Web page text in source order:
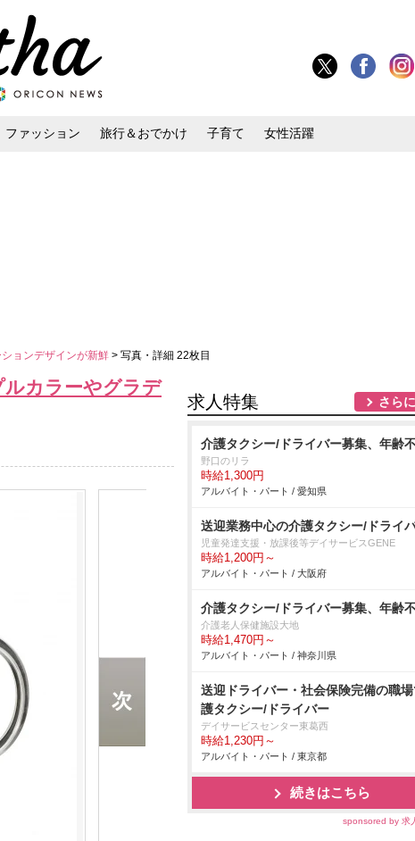
ファッション 旅行＆おでかけ 子育て 女性活躍
ョンデザインが新鮮 > 写真・詳細 22枚目
ルカラーやグラデ
求人特集 さら
介護タクシー/ドライバー募集、年齢
野口のリラ
時給1,300円
アルバイト・パート / 愛知県
送迎業務中心の介護タクシー/ドライ
児童発達支援・放課後等デイサービスGENE
時給1,200円～
アルバイト・パート / 大阪府
介護タクシー/ドライバー募集、年齢
介護老人保健施設大地
時給1,470円～
アルバイト・パート / 神奈川県
送迎ドライバー・社会保険完備の職
護タクシー/ドライバー
デイサービスセンター東葛西
時給1,230円～
アルバイト・パート / 東京都
続きはこちら
sponsored by 求